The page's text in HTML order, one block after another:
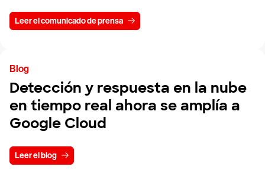
Leer el comunicado de prensa
Blog
Detección y respuesta en la nube
en tiempo real ahora se amplía a
Google Cloud
Leer el blog